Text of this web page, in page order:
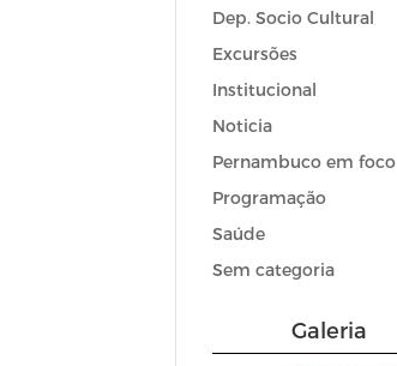
Dep. Socio Cultural
Excursões
Institucional
Noticia
Pernambuco em foco
Programação
Saúde
Sem categoria
Galeria